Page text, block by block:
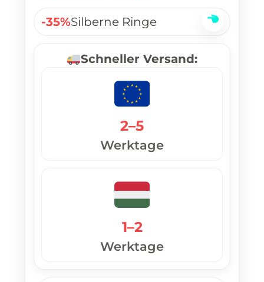
-35%Silberne Ringe
Schneller Versand:
1–2
Werktage
2–5
Werktage